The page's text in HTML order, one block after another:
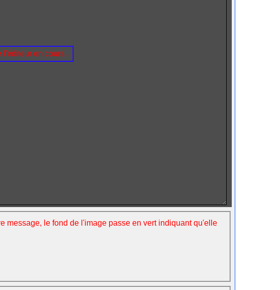
l'éditeur en cours...
message, le fond de l'image passe en vert indiquant qu'elle